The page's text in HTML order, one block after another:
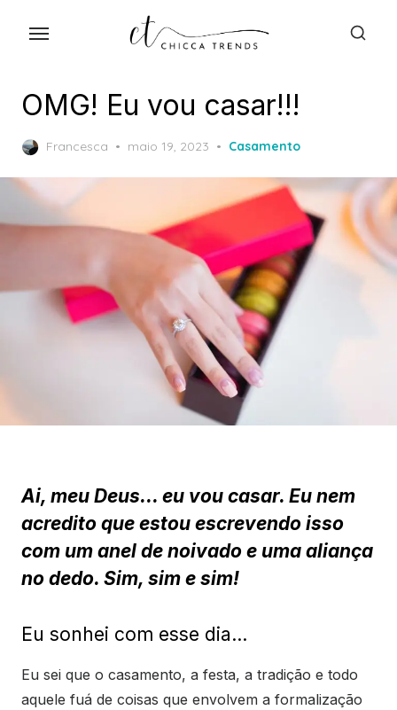
OMG! Eu vou casar!!!
Francesca
Posted
maio 19, 2023 Casamento
Ai, meu Deus… eu vou casar. Eu nem
acredito que estou escrevendo isso
com um anel de noivado e uma aliança
no dedo. Sim, sim e sim!
Eu sonhei com esse dia…
Eu sei que o casamento, a festa, a tradição e todo
aquele fuá de coisas que envolvem a formalização